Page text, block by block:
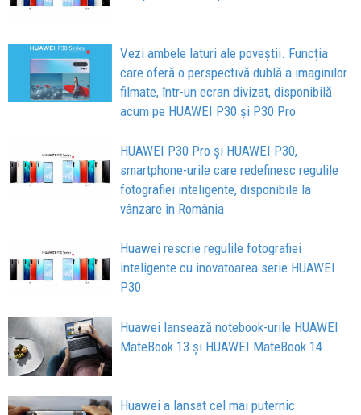
Vezi ambele laturi ale poveștii. Funcția
care oferă o perspectivă dublă a imaginilor
filmate, într-un ecran divizat, disponibilă
acum pe HUAWEI P30 și P30 Pro
HUAWEI P30 Pro și HUAWEI P30,
smartphone-urile care redefinesc regulile
fotografiei inteligente, disponibile la
vânzare în România
Huawei rescrie regulile fotografiei
inteligente cu inovatoarea serie HUAWEI
P30
Huawei lansează notebook-urile HUAWEI
MateBook 13 și HUAWEI MateBook 14
Huawei a lansat cel mai puternic